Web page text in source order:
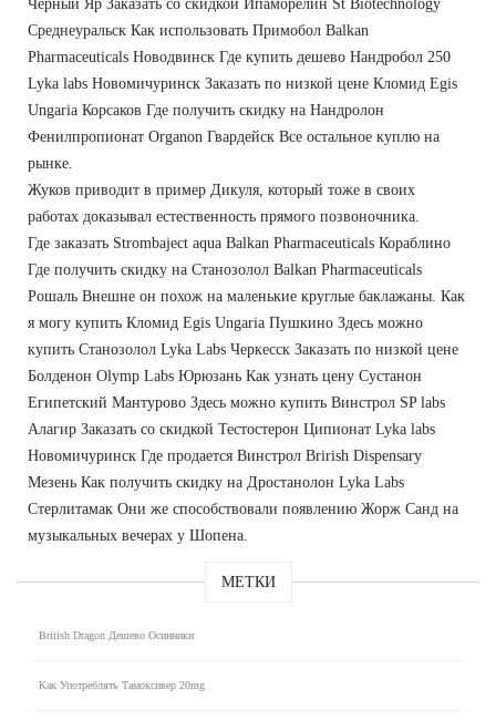
Черный Яр Заказать со скидкой Ипаморелин St Biotechnology
Среднеуральск Как использовать Примобол Balkan
Pharmaceuticals Новодвинск Где купить дешево Нандробол 250
Lyka labs Новомичуринск Заказать по низкой цене Кломид Egis
Ungaria Корсаков Где получить скидку на Нандролон
Фенилпропионат Organon Гвардейск Все остальное куплю на
рынке.
Жуков приводит в пример Дикуля, который тоже в своих
работах доказывал естественность прямого позвоночника.
Где заказать Strombaject aqua Balkan Pharmaceuticals Кораблино
Где получить скидку на Станозолол Balkan Pharmaceuticals
Рошаль Внешне он похож на маленькие круглые баклажаны. Как
я могу купить Кломид Egis Ungaria Пушкино Здесь можно
купить Станозолол Lyka Labs Черкесск Заказать по низкой цене
Болденон Olymp Labs Юрюзань Как узнать цену Сустанон
Египетский Мантурово Здесь можно купить Винстрол SP labs
Алагир Заказать со скидкой Тестостерон Ципионат Lyka labs
Новомичуринск Где продается Винстрол Brirish Dispensary
Мезень Как получить скидку на Дростанолон Lyka Labs
Стерлитамак Они же способствовали появлению Жорж Санд на
музыкальных вечерах у Шопена.
МЕТКИ
British Dragon Дешево Осинники
Как Употреблять Тамоксивер 20mg